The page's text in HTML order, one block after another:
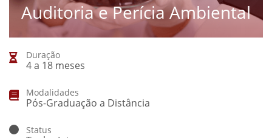
Auditoria e Perícia Ambiental
Duração
4 a 18 meses
Modalidades
Pós-Graduação a Distância
Status